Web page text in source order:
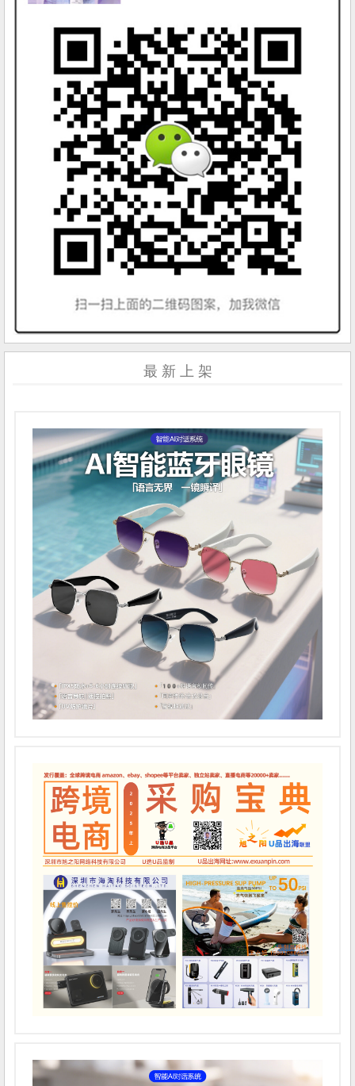
最 新 上 架